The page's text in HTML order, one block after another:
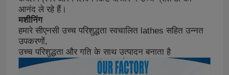
आनंद ले रहे हैं।
मशीनिंग
हमारे सीएनसी उच्च परिशुद्धता स्वचालित lathes सहित उन्नत
उपकरणों,
उच्च परिशुद्धता और गति के साथ उत्पादन बनाता है